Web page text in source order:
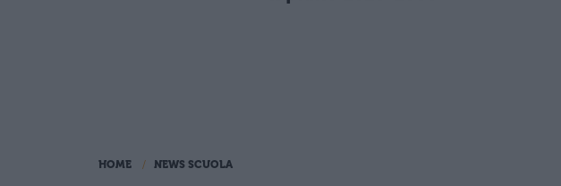
HOME NEWS SCUOLA